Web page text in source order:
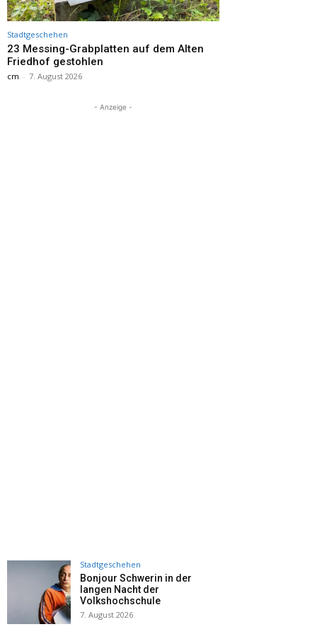
Stadtgeschehen
23 Messing-Grabplatten auf dem Alten
Friedhof gestohlen
cm - 7. August 2026
- Anzeige -
Stadtgeschehen
Bonjour Schwerin in der
langen Nacht der
Volkshochschule
7. August 2026